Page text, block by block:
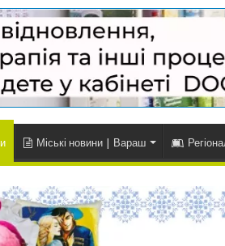
Міські новини | Вараш